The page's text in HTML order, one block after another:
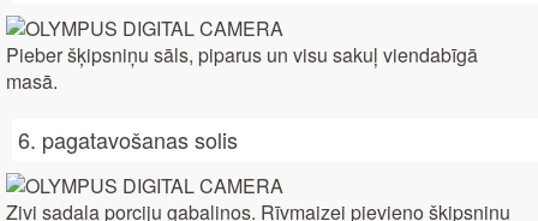
Pieber šķipsniņu sāls, piparus un visu sakuļ viendabīgā
masā.
6. pagatavošanas solis
Zivi sadala porciju gabaliņos. Rīvmaizei pievieno šķipsniņu